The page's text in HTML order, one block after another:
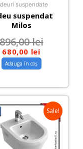
suspendate
suspendat
Milos
lei
680,00 lei
Adaugă în coș
Sale!